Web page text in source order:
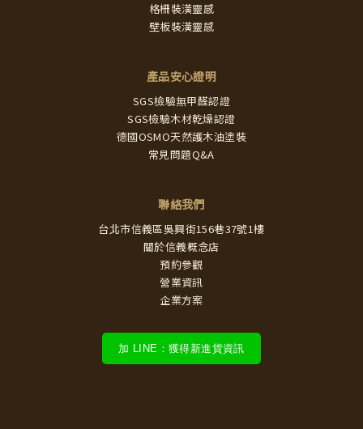
格柵裝潢靈感
壁板裝潢靈感
產品安心證明
SGS檢驗無甲醛認證
SGS檢驗木材乾燥認證
德國OSMO天然護木油塗裝
常見問題Q&A
聯絡我們
台北市信義區吳興街156巷37號1樓
關於信義概念店
預約參觀
營業資訊
企業方案
加 LINE：獲得新進貨資訊